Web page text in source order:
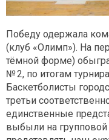
Победу одержала
(клуб «Олимп»). На
тёмной форме)
№ 2, по итогам
Баскетболисты
третьи
единственные
выбыли на